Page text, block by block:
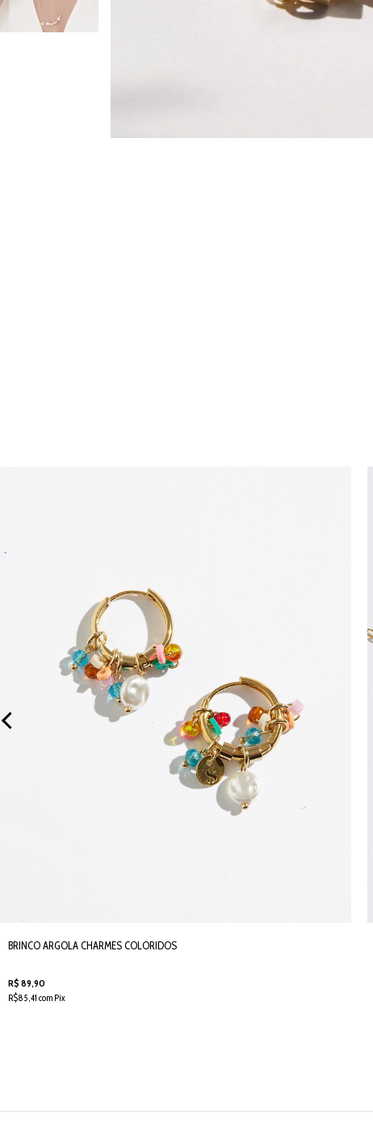
BRINCO ARGOLA CHARMES COLORIDOS
R$ 89,90
R$85,41 com Pix